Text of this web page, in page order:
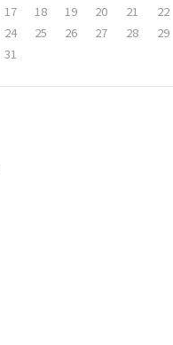
17 18 19 20 21
22
24 25 26 27 28
29
31